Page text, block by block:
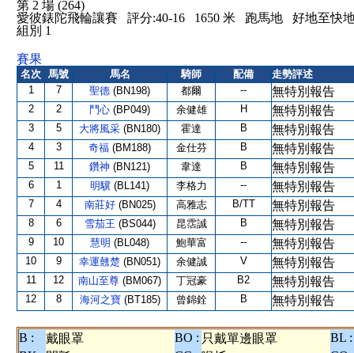
第 2 場 (264)
愛彼錶陀飛輪讓賽 評分:40-16 1650 米 跑馬地 好地至快
組別 1
賽果
名次 馬號 馬名 騎師 配備
走勢評述
1
7 聖德 (BN198) 都爾 -- 無特別報告
2 2 鬥心 (BP049) 余健雄 H 無特別報告
3 5 大將風采 (BN180) 霍達 B 無特別報告
4 3 奇福 (BM188) 金仕芬 B 無特別報告
5 11 鑽神 (BN121) 韋達 B 無特別報告
6 1 明驥 (BL141) 李格力 -- 無特別報告
7 4 南莊好 (BN025) 高雅志 B/TT 無特別報告
8 6 雪茄王 (BS044) 昆霑誠 B 無特別報告
9 10 慧明 (BL048) 鮑華富 -- 無特別報告
10 9 幸運翹楚 (BN051) 余健誠 V 無特別報告
11 12 南山至尊 (BM067) 丁冠豪 B2 無特別報告
12 8 海河之寶 (BT185) 曾錦銓 B 無特別報告
B : 戴眼罩 BO : 只戴單邊眼罩
BL :